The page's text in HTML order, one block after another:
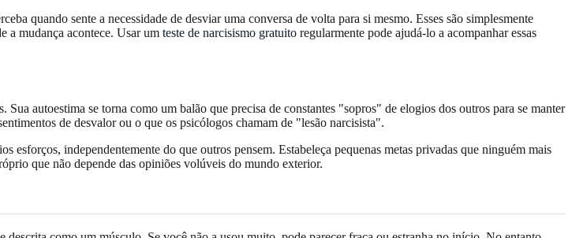
quando sente a necessidade de desviar uma conversa de volta para si mesmo. Esses são simplesmente
a mudança acontece. Usar um teste de narcisismo gratuito regularmente pode ajudá-lo a acompanhar essas
autoestima se torna como um balão que precisa de constantes "sopros" de elogios dos outros para se manter
de desvalor ou o que os psicólogos chamam de "lesão narcisista".
esforços, independentemente do que outros pensem. Estabeleça pequenas metas privadas que ninguém mais
que não depende das opiniões volúveis do mundo exterior.